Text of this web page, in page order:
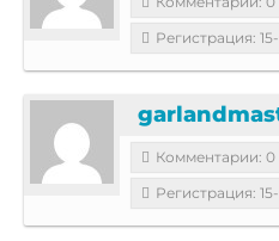
Регистрация:
Комментарии: 0
Регистрация: